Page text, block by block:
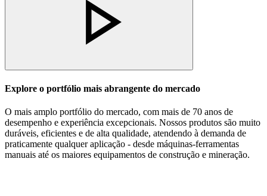
Explore o portfólio mais abrangente do mercado
O mais amplo portfólio do mercado, com mais de 70 anos de
desempenho e experiência excepcionais. Nossos produtos são muito
duráveis, eficientes e de alta qualidade, atendendo à demanda de
praticamente qualquer aplicação - desde máquinas-ferramentas
manuais até os maiores equipamentos de construção e mineração.